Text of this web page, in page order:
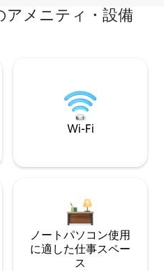
アメニティ・設備
Wi-Fi
ノートパソコン使用
に適した仕事スペー
ス